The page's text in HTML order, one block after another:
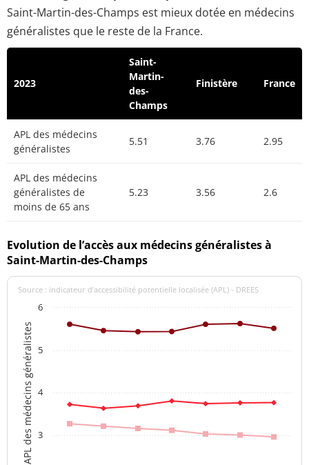
Saint-Martin-des-Champs est mieux dotée en médecins
généralistes que le reste de la France.
2023
Saint-
Martin-
des-
Champs
Finistère France
APL des médecins
généralistes
5.51 3.76 2.95
APL des médecins
généralistes de
moins de 65 ans
5.23 3.56 2.6
Evolution de l’accès aux médecins généralistes à
Saint-Martin-des-Champs
APL des médecins généralistes
Source : indicateur d’accessibilité potentielle localisée (APL) - DREES
3
4
5
6